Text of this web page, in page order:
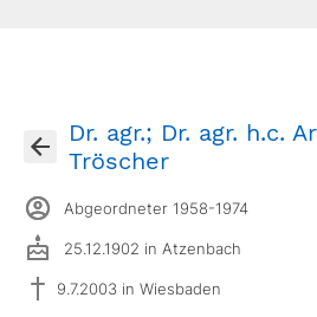
Dr. agr.; Dr. agr. h.c.
Tröscher
Abgeordneter 1958-1974
25.12.1902 in Atzenbach
9.7.2003 in Wiesbaden